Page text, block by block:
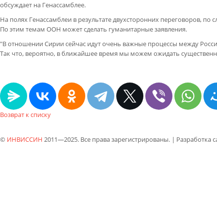
обсуждает на Генассамблее.
На полях Генассамблеи в результате двухсторонних переговоров,
По этим темам ООН может сделать гуманитарные заявления.
"В отношении Сирии сейчас идут очень важные процессы между
Так что, вероятно, в ближайшее время мы можем ожидать
Возврат к списку
© ИНВИССИН 2011—2025. Все права зарегистрированы. | Разработка